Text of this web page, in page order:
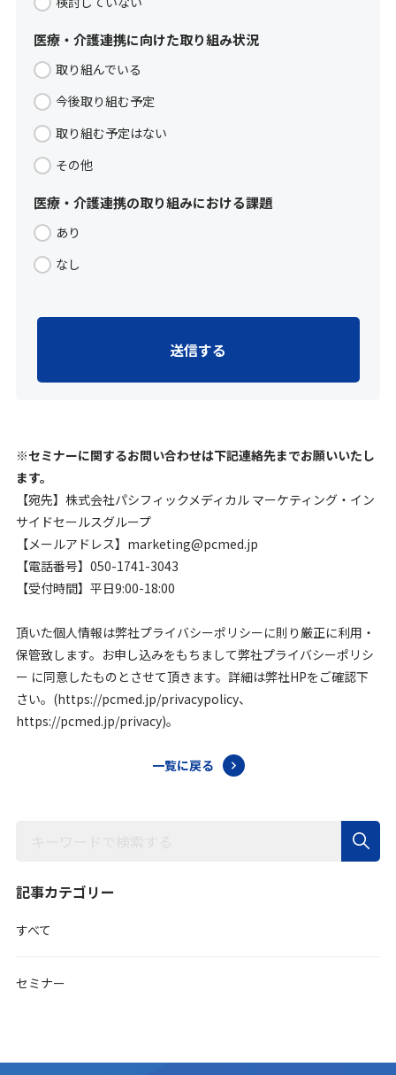
医療・介護連携に向けた取り組み状況
取り組んでいる
今後取り組む予定
取り組む予定はない
その他
医療・介護連携の取り組みにおける課題
あり
なし
※セミナーに関するお問い合わせは下記連絡先までお願いいたし
ます。
【宛先】株式会社パシフィックメディカル マーケティング・イン
サイドセールスグループ
【メールアドレス】marketing@pcmed.jp
【電話番号】050-1741-3043
【受付時間】平日9:00-18:00
頂いた個人情報は弊社プライバシーポリシーに則り厳正に利用・
保管致します。お申し込みをもちまして弊社プライバシーポリシ
ー に同意したものとさせて頂きます。詳細は弊社HPをご確認下
さい。(https://pcmed.jp/privacypolicy、
https://pcmed.jp/privacy)。
一覧に戻る
記事カテゴリー
すべて
セミナー